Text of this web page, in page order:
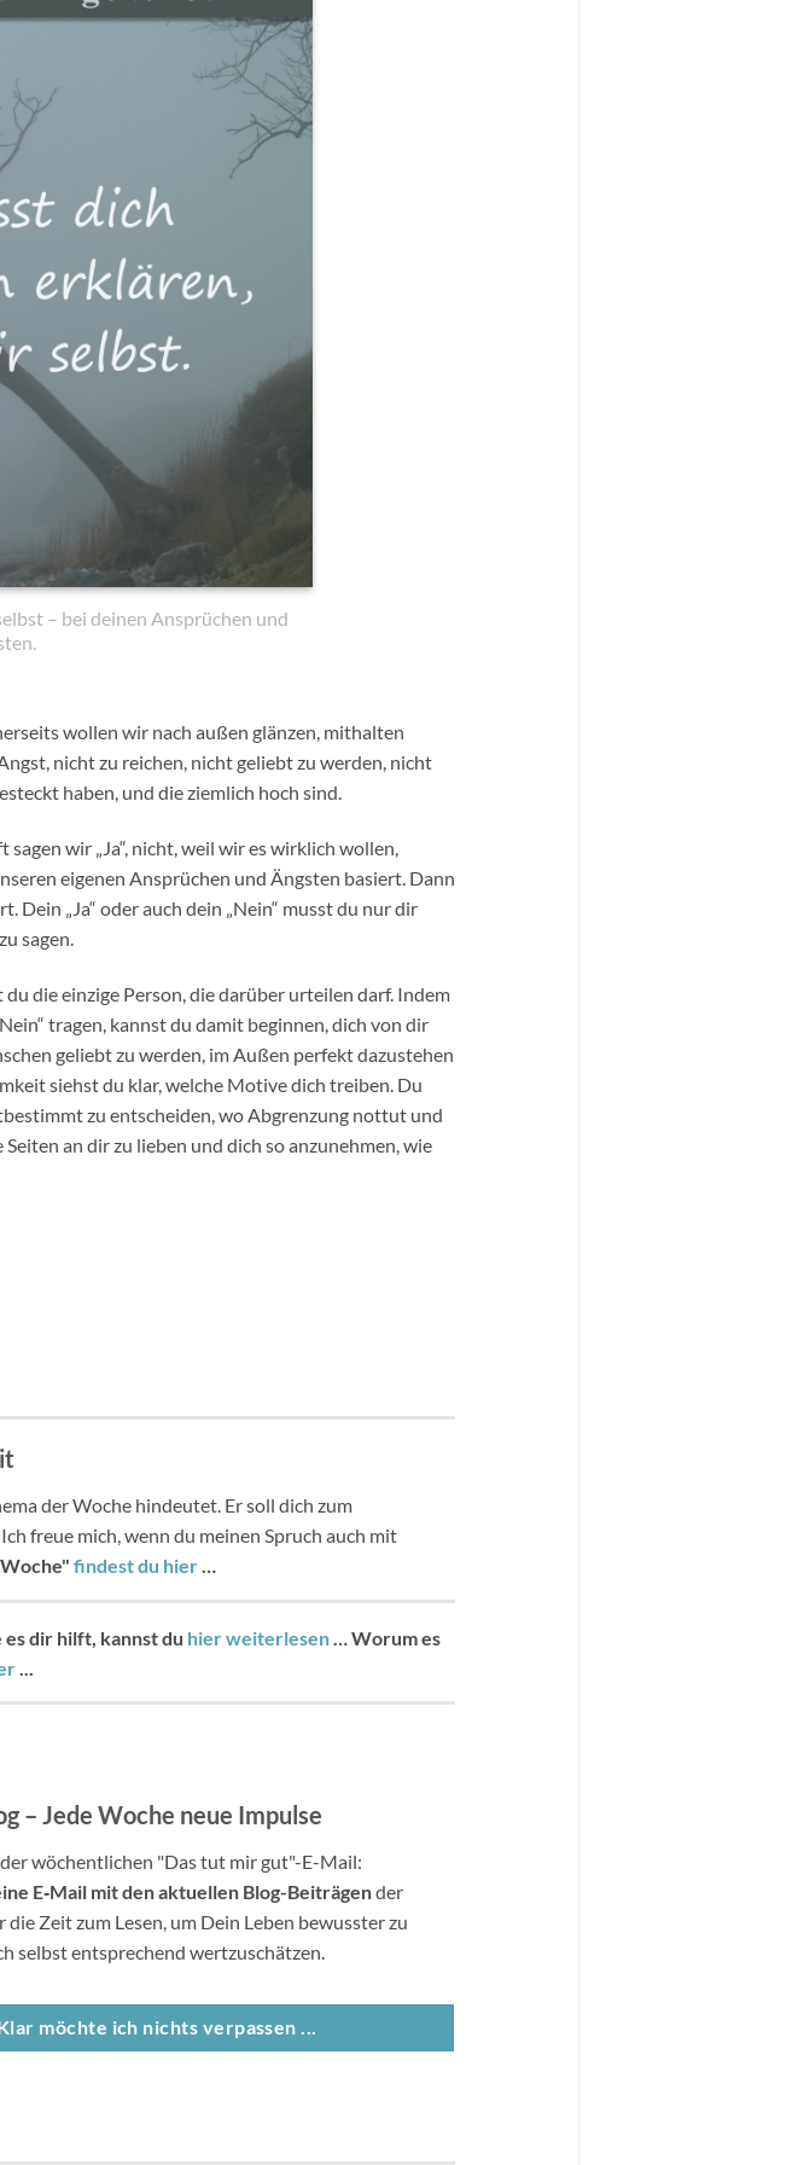
– bei deinen Ansprüchen und
wollen wir nach außen glänzen, mithalten
nicht zu reichen, nicht geliebt zu werden, nicht
haben, und die ziemlich hoch sind.
wir „Ja“, nicht, weil wir es wirklich wollen,
eigenen Ansprüchen und Ängsten basiert. Dann
„Ja“ oder auch dein „Nein“ musst du nur dir
sagen.
die einzige Person, die darüber urteilen darf. Indem
tragen, kannst du damit beginnen, dich von dir
geliebt zu werden, im Außen perfekt dazustehen
siehst du klar, welche Motive dich treiben. Du
zu entscheiden, wo Abgrenzung nottut und
an dir zu lieben und dich so anzunehmen, wie
der Woche hindeutet. Er soll dich zum
freue mich, wenn du meinen Spruch auch mit
findest du hier…
es dir hilft, kannst du hier weiterlesen…Worum es
...
– Jede Woche neue Impulse
wöchentlichen "Das tut mir gut"-E-Mail:
E‐Mail mit den aktuellen Blog-Beiträgender
Zeit zum Lesen, um Dein Leben bewusster zu
selbst entsprechend wertzuschätzen.
möchte ich nichts verpassen ...